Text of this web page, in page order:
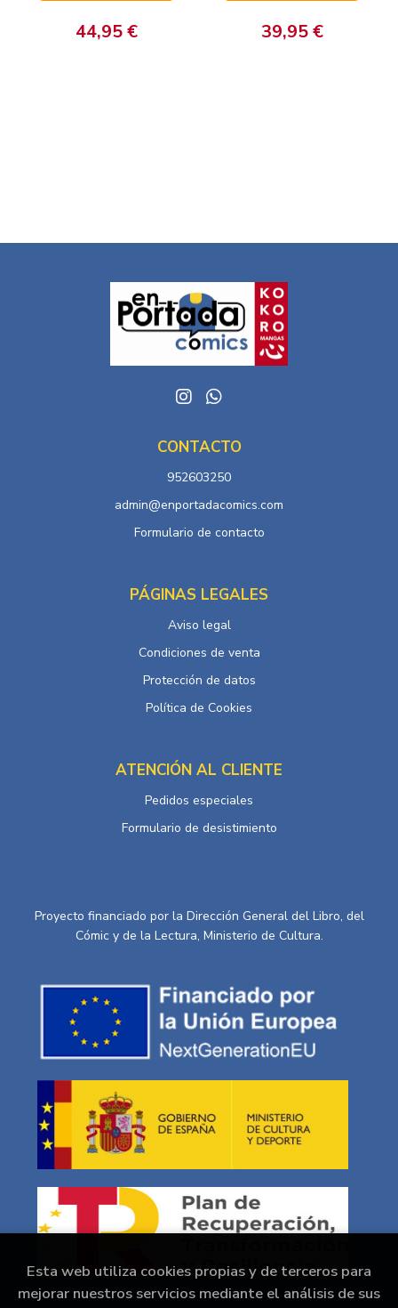
44,95 € 39,95 €
CONTACTO
952603250
admin@enportadacomics.com
Formulario de contacto
PÁGINAS LEGALES
Aviso legal
Condiciones de venta
Protección de datos
Política de Cookies
ATENCIÓN AL CLIENTE
Pedidos especiales
Formulario de desistimiento
Proyecto financiado por la Dirección General del Libro, del
Cómic y de la Lectura, Ministerio de Cultura.
Esta web utiliza cookies propias y de terceros para
mejorar nuestros servicios mediante el análisis de sus